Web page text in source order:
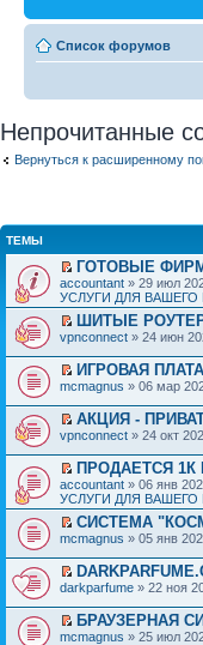
Список форумов
Непрочитанные
Вернуться к расширенному
ТЕМЫ
ГОТОВЫЕ
accountant » 29 июл
УСЛУГИ ДЛЯ ВАШЕГО
ШИТЫЕ
vpnconnect » 24 июн
ИГРОВАЯ ПЛАТА
mcmagnus » 06 мар
АКЦИЯ -
vpnconnect » 24 окт
ПРОДАЕТСЯ
accountant » 06 янв
УСЛУГИ ДЛЯ ВАШЕГО
СИСТЕМА
mcmagnus » 05 янв
darkparfume » 22 ноя
БРАУЗЕРНАЯ
mcmagnus » 25 июл